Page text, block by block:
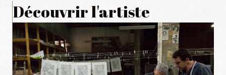
Découvrir l'artiste